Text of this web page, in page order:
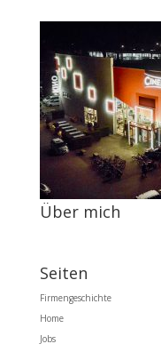
Über mich
Seiten
Firmengeschichte
Home
Jobs